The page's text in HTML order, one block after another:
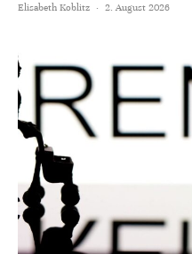
Elisabeth Koblitz · 2. August 2026